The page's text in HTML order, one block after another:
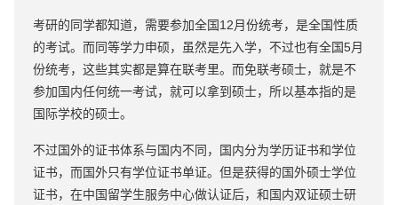
考研的同学都知道，需要参加全国12月份统考，是全国性质
的考试。而同等学力申硕，虽然是先入学，不过也有全国5月
份统考，这些其实都是算在联考里。而免联考硕士，就是不
参加国内任何统一考试，就可以拿到硕士，所以基本指的是
国际学校的硕士。
不过国外的证书体系与国内不同，国内分为学历证书和学位
证书，而国外只有学位证书单证。但是获得的国外硕士学位
证书，在中国留学生服务中心做认证后，和国内双证硕士研